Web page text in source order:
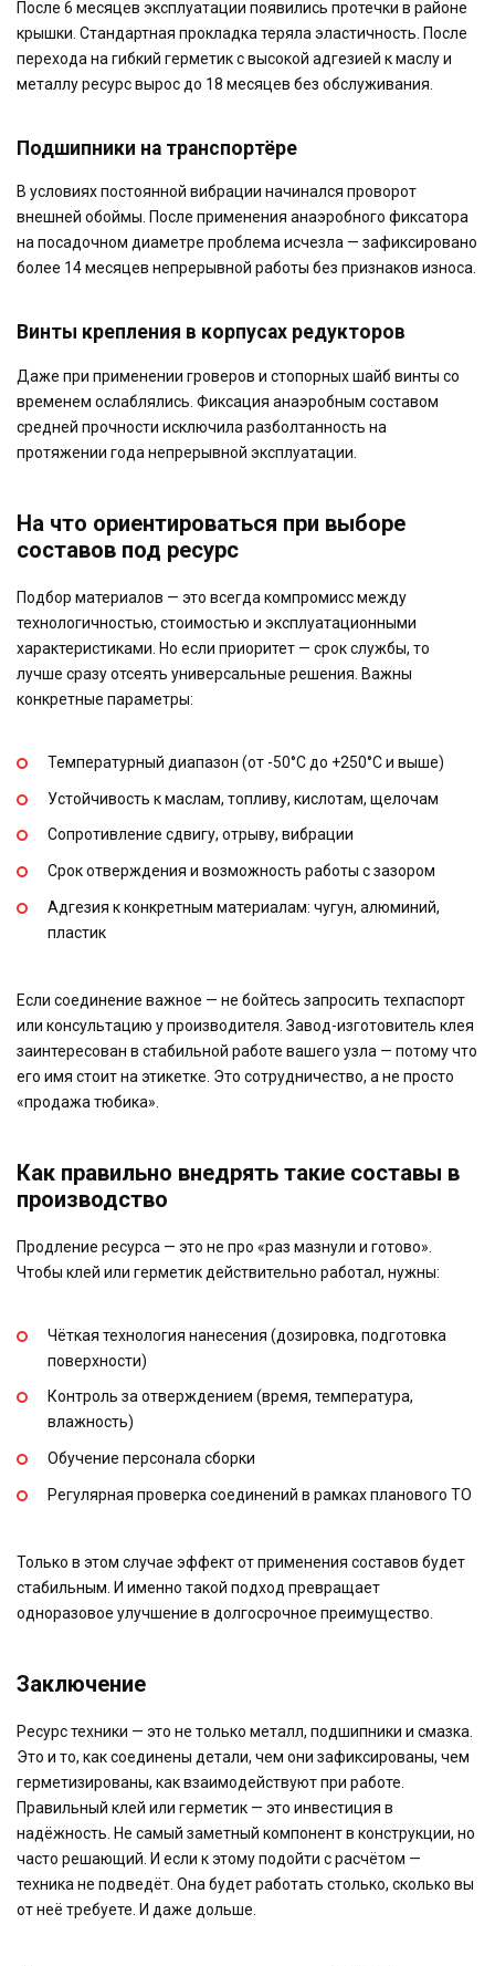
После 6 месяцев эксплуатации появились протечки в районе
крышки. Стандартная прокладка теряла эластичность. После
перехода на гибкий герметик с высокой адгезией к маслу и
металлу ресурс вырос до 18 месяцев без обслуживания.
Подшипники на транспортёре
В условиях постоянной вибрации начинался проворот
внешней обоймы. После применения анаэробного фиксатора
на посадочном диаметре проблема исчезла — зафиксировано
более 14 месяцев непрерывной работы без признаков износа.
Винты крепления в корпусах редукторов
Даже при применении гроверов и стопорных шайб винты со
временем ослаблялись. Фиксация анаэробным составом
средней прочности исключила разболтанность на
протяжении года непрерывной эксплуатации.
На что ориентироваться при выборе
составов под ресурс
Подбор материалов — это всегда компромисс между
технологичностью, стоимостью и эксплуатационными
характеристиками. Но если приоритет — срок службы, то
лучше сразу отсеять универсальные решения. Важны
конкретные параметры:
Температурный диапазон (от -50°C до +250°C и выше)
Устойчивость к маслам, топливу, кислотам, щелочам
Сопротивление сдвигу, отрыву, вибрации
Срок отверждения и возможность работы с зазором
Адгезия к конкретным материалам: чугун, алюминий,
пластик
Если соединение важное — не бойтесь запросить техпаспорт
или консультацию у производителя. Завод-изготовитель клея
заинтересован в стабильной работе вашего узла — потому что
его имя стоит на этикетке. Это сотрудничество, а не просто
«продажа тюбика».
Как правильно внедрять такие составы в
производство
Продление ресурса — это не про «раз мазнули и готово».
Чтобы клей или герметик действительно работал, нужны:
Чёткая технология нанесения (дозировка, подготовка
поверхности)
Контроль за отверждением (время, температура,
влажность)
Обучение персонала сборки
Регулярная проверка соединений в рамках планового ТО
Только в этом случае эффект от применения составов будет
стабильным. И именно такой подход превращает
одноразовое улучшение в долгосрочное преимущество.
Заключение
Ресурс техники — это не только металл, подшипники и смазка.
Это и то, как соединены детали, чем они зафиксированы, чем
герметизированы, как взаимодействуют при работе.
Правильный клей или герметик — это инвестиция в
надёжность. Не самый заметный компонент в конструкции, но
часто решающий. И если к этому подойти с расчётом —
техника не подведёт. Она будет работать столько, сколько вы
от неё требуете. И даже дольше.